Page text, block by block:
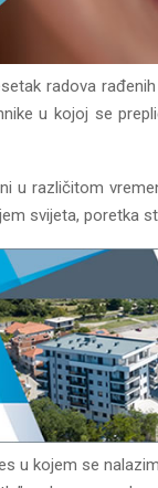
radova
u kojoj se
u različitom
svijeta, poretka
u kojem se